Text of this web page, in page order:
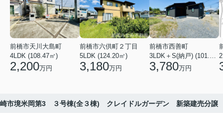
前橋市天川大島町
4LDK (108.47㎡)
2,200万円
前橋市六供町２丁目
5LDK (124.20㎡)
3,180万円
前橋市西善町
3,780万円
崎市境米岡第3 ３号棟(全３棟) クレイドルガーデン 新築建売分譲